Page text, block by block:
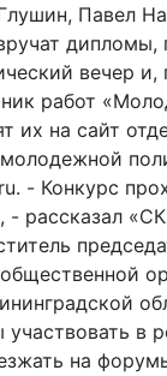
Павел
дипломы,
вечер и,
работ
их на сайт
- Конкурс
- рассказал
в
на